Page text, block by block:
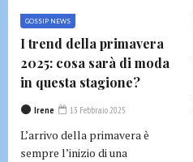
GOSSIP NEWS
I trend della primavera
2025: cosa sarà di moda
in questa stagione?
Irene 13 Febbraio 2025
L’arrivo della primavera è
sempre l’inizio di una